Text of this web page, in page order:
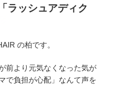
ラッシュアディク
の柏です。
前より元気なくなった気が
で負担が心配」なんて声を